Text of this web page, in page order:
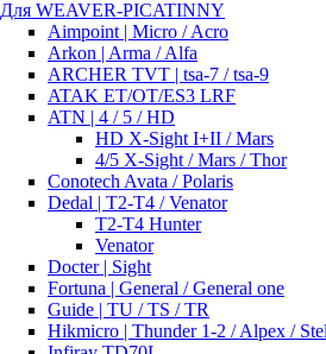
Для WEAVER-PICATINNY
Aimpoint | Micro / Acro
Arkon | Arma / Alfa
ARCHER TVT | tsa-7 / tsa-9
ATAK ET/OT/ES3 LRF
ATN | 4 / 5 / HD
HD X-Sight I+II / Mars
4/5 X-Sight / Mars / Thor
Conotech Avata / Polaris
Dedal | T2-T4 / Venator
T2-T4 Hunter
Venator
Docter | Sight
Fortuna | General / General one
Guide | TU / TS / TR
Hikmicro | Thunder 1-2 / Alpex /